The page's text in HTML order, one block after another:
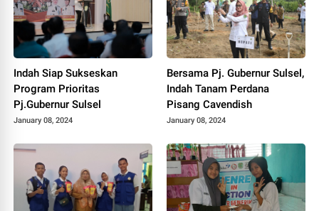
Indah Siap Sukseskan
Program Prioritas
Pj.Gubernur Sulsel
January 08, 2024
Bersama Pj. Gubernur Sulsel,
Indah Tanam Perdana
Pisang Cavendish
January 08, 2024